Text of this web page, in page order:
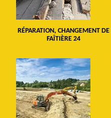
RÉPARATION, CHANGEMENT DE
FAÎTIÈRE 24